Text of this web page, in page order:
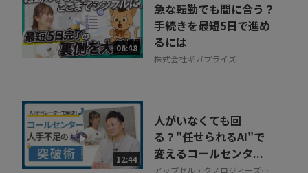
06:48
急な転勤でも間に合う？
手続きを最短5日で進め
るには
株式会社ギガプライズ
12:44
人がいなくても回
る？"任せられるAI"で
変えるコールセンタ...
アップセルテクノロジィーズ株